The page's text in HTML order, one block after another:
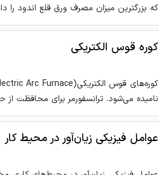
که بزرگترین میزان مصرف ورق قلع اندود را
کوره قوس الکتریکی
نامیده می‌شود. ترانسفورمر برای محافظت از
عوامل فیزیکی زیان‌آور در محیط کار